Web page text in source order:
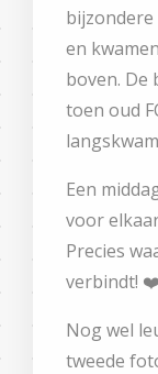
en
boven. De
toen oud
Een
voor
Precies
verbindt! ❤️
Nog wel
tweede